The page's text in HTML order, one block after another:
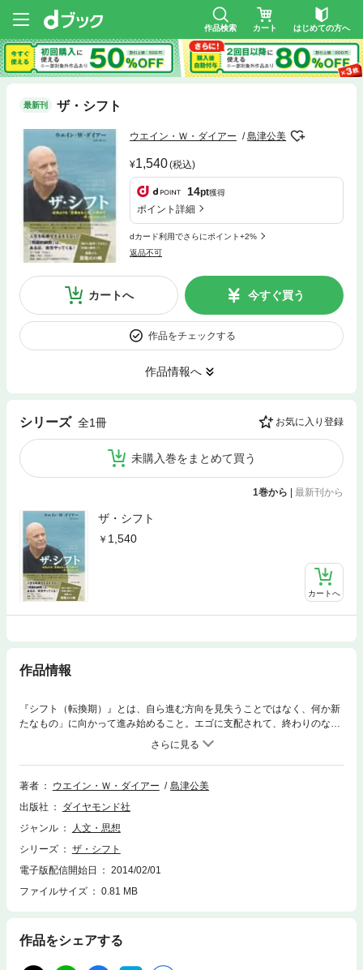
作品検索 カート はじめての方へ
最新刊 ザ・シフト
ウエイン・Ｗ・ダイアー 島津公美
1,540(税込)
14pt獲得
ポイント詳細
dカード利用でさらにポイント+2%
返品不可
カートへ 今すぐ買う
作品をチェックする
作品情報へ
シリーズ 全1冊 お気に入り登録
未購入巻をまとめて買う
1巻から 最新刊から
ザ・シフト
1,540
カートへ
作品情報
『シフト（転換期）』とは、自ら進む方向を見失うことではなく、何か新
たなもの」に向かって進み始めること。エゴに支配されて、終わりのない
要求や誤った決まり事にとらわれる人生には、常に生きにくさと苦しさが
つきまといます。人生を意味あるものに変える方法を知ることで、真の幸
福に満たされた人生が手に入れられます
著者
ウエイン・Ｗ・ダイアー
島津公美
出版社
ダイヤモンド社
ジャンル
人文・思想
シリーズ
ザ・シフト
電子版配信開始日
2014/02/01
ファイルサイズ
0.81 MB
作品をシェアする